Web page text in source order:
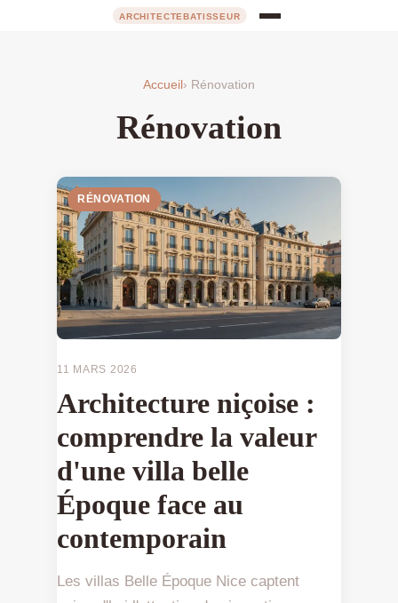
Accueil › Rénovation
Rénovation
RÉNOVATION
11 MARS 2026
Architecture niçoise :
comprendre la valeur
d'une villa belle
Époque face au
contemporain
Les villas Belle Époque Nice captent